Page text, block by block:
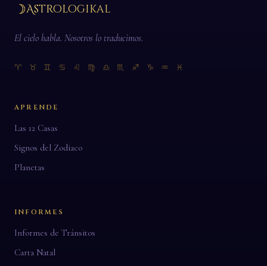
☽Astrologikal
El cielo habla. Nosotros lo traducimos.
♈ ♉ ♊ ♋ ♌ ♍ ♎ ♏ ♐ ♑ ♒ ♓
APRENDE
Las 12 Casas
Signos del Zodiaco
Planetas
INFORMES
Informes de Tránsitos
Carta Natal